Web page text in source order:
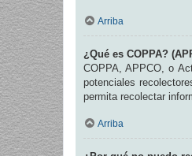
Arriba
¿Qué es COPPA?
COPPA, APPCO, o
potenciales
permita recolectar
Arriba